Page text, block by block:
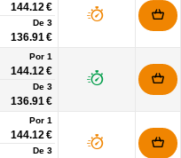
144.12 €
De 3
136.91 €
Por 1
144.12 €
De 3
136.91 €
Por 1
144.12 €
De 3